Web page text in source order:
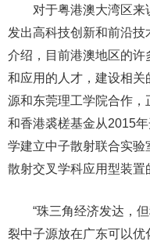
对于粤港澳大湾区来
发出高科技创新和前沿
介绍，目前港澳地区的
和应用的人才，建设相
源和东莞理工学院合作
和香港裘槎基金从2015
学建立中子散射联合实
散射交叉学科应用型装置
“珠三角经济发达，但
裂中子源放在广东可以优